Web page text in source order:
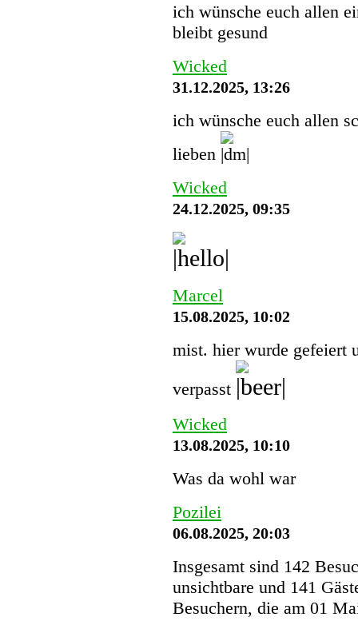
ich wünsche euch allen
bleibt gesund
Wicked
31.12.2025, 13:26
ich wünsche euch allen
lieben
Wicked
24.12.2025, 09:35
Marcel
15.08.2025, 10:02
mist. hier wurde gefeiert
verpasst
Wicked
13.08.2025, 10:10
Was da wohl war
Pozilei
06.08.2025, 20:03
Insgesamt sind 142
unsichtbare und 141
Besuchern, die am 01